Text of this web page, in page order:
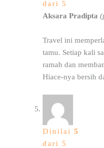
dari 5
Aksara Pradipta
Travel ini
tamu. Setiap kali
ramah dan
Hiace-nya bersih
Dinilai 5
dari 5